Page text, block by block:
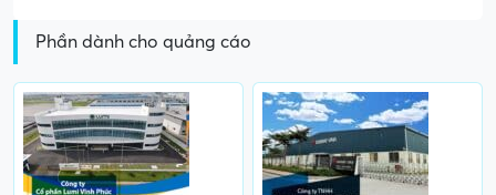
Phần dành cho quảng cáo